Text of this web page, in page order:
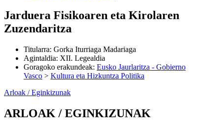
Jarduera Fisikoaren eta Kirolaren
Zuzendaritza
Titularra: Gorka Iturriaga Madariaga
Agintaldia: XII. Legealdia
Goragoko erakundeak: Eusko Jaurlaritza - Gobierno
Vasco > Kultura eta Hizkuntza Politika
Arloak / Eginkizunak
ARLOAK / EGINKIZUNAK